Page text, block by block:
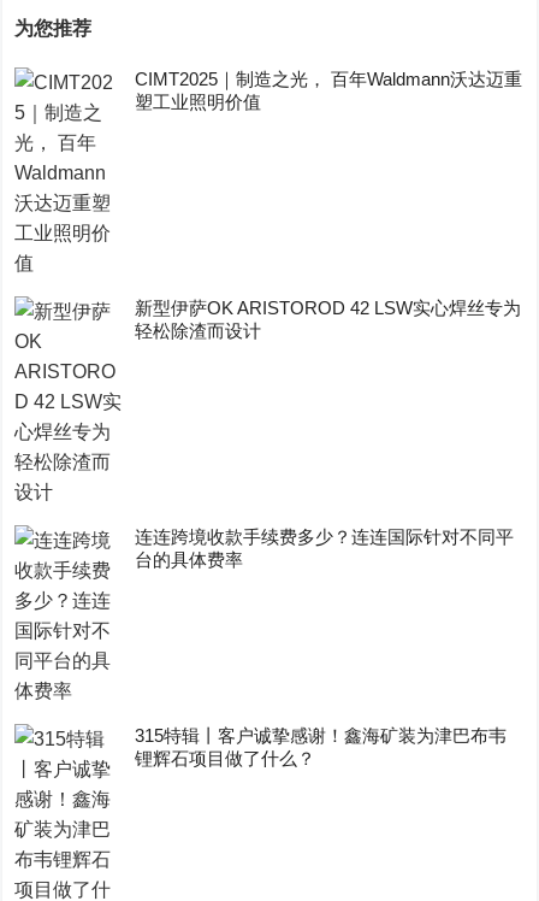
为您推荐
CIMT2025｜制造之光， 百年Waldmann沃达迈重
塑工业照明价值
新型伊萨OK ARISTOROD 42 LSW实心焊丝专为
轻松除渣而设计
连连跨境收款手续费多少？连连国际针对不同平
台的具体费率
315特辑丨客户诚挚感谢！鑫海矿装为津巴布韦
锂辉石项目做了什么？